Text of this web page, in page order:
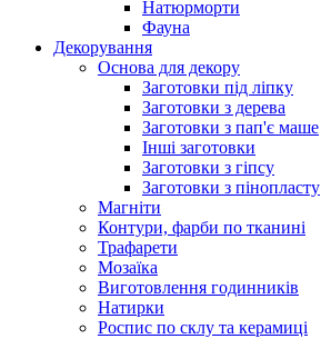
Натюрморти
Фауна
Декорування
Основа для декору
Заготовки під ліпку
Заготовки з дерева
Заготовки з пап'є маше
Інші заготовки
Заготовки з гіпсу
Заготовки з пінопласту
Магніти
Контури, фарби по тканині
Трафарети
Мозаїка
Виготовлення годинників
Натирки
Роспис по склу та керамиці